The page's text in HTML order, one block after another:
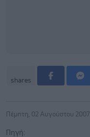
shares
Πέμπτη, 02 Αυγούστου 2007
Πηγή: